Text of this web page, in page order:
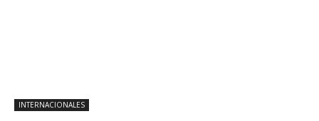
INTERNACIONALES